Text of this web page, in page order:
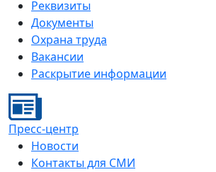
Реквизиты
Документы
Охрана труда
Вакансии
Раскрытие информации
Пресс-центр
Новости
Контакты для СМИ